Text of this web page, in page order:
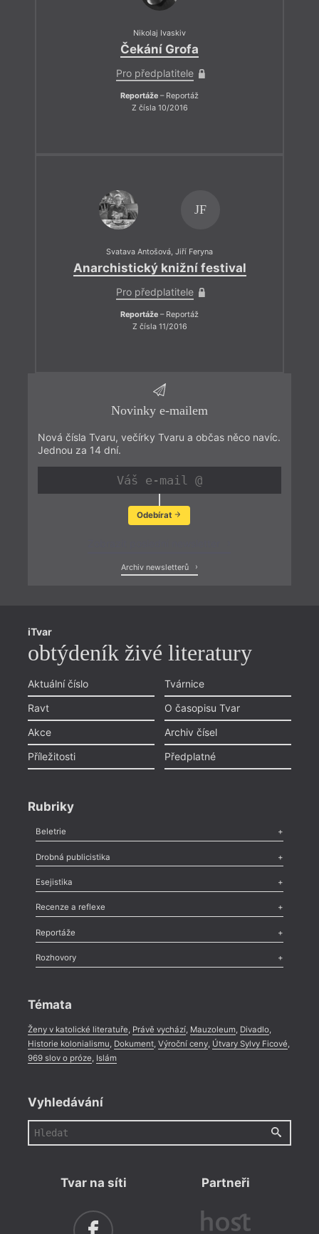
Nikolaj Ivaskiv
Čekání Grofa
Pro předplatitele
Reportáže – Reportáž
Z čísla 10/2016
JF
Svatava Antošová, Jiří Feryna
Anarchistický knižní festival
Pro předplatitele
Reportáže – Reportáž
Z čísla 11/2016
Novinky e-mailem
Nová čísla Tvaru, večírky Tvaru a občas něco navíc.
Jednou za 14 dní.
Odebírat
Archiv newsletterů
iTvar
obtýdeník živé literatury
Aktuální číslo
Ravt
Akce
Příležitosti
Tvárnice
O časopisu Tvar
Archiv čísel
Předplatné
Rubriky
Beletrie
Poezie,Próza,Dokumenty
Drobná publicistika
Odlesk
Nekrolog,Glosa,Sloupek,Pozvánka,Literární soutěž,
Esejistika
Esej ,Pádlo,Úvaha
Recenze a reflexe
Recenze
Méně slov o próze,Celá rubrika
Reportáže
Literární zítřky
Celá rubrika
Rozhovory
Témata
Ženy v katolické literatuře, Právě vychází, Mauzoleum, Divadlo,
Historie kolonialismu, Dokument, Výroční ceny, Útvary Sylvy Ficové,
969 slov o próze, Islám
Vyhledávání
Tvar na síti Partneři